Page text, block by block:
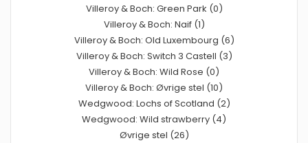
Villeroy & Boch: Green Park (0)
Villeroy & Boch: Naif (1)
Villeroy & Boch: Old Luxembourg (6)
Villeroy & Boch: Switch 3 Castell (3)
Villeroy & Boch: Wild Rose (0)
Villeroy & Boch: Øvrige stel (10)
Wedgwood: Lochs of Scotland (2)
Wedgwood: Wild strawberry (4)
Øvrige stel (26)